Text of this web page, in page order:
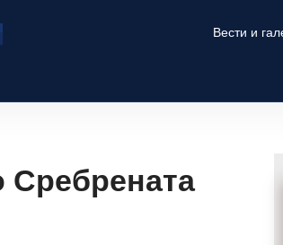
Вести и
Сребрената